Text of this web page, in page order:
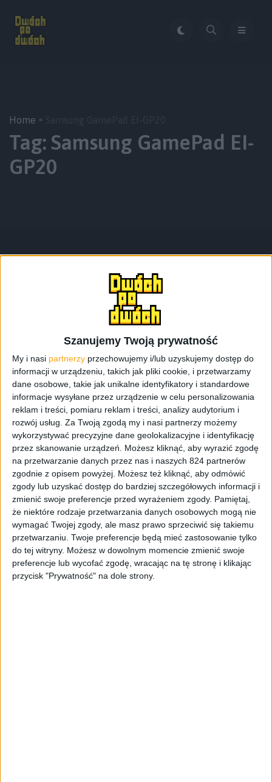
Szanujemy Twoją prywatność
My i nasi partnerzy przechowujemy i/lub uzyskujemy dostęp do
informacji w urządzeniu, takich jak pliki cookie, i przetwarzamy
dane osobowe, takie jak unikalne identyfikatory i standardowe
informacje wysyłane przez urządzenie w celu personalizowania
reklam i treści, pomiaru reklam i treści, analizy audytorium i
rozwój usług. Za Twoją zgodą my i nasi partnerzy możemy
wykorzystywać precyzyjne dane geolokalizacyjne i identyfikację
przez skanowanie urządzeń. Możesz kliknąć, aby wyrazić zgodę
na przetwarzanie danych przez nas i naszych 824 partnerów
zgodnie z opisem powyżej. Możesz też kliknąć, aby odmówić
zgody lub uzyskać dostęp do bardziej szczegółowych informacji i
zmienić swoje preferencje przed wyrażeniem zgody. Pamiętaj,
że niektóre rodzaje przetwarzania danych osobowych mogą nie
wymagać Twojej zgody, ale masz prawo sprzeciwić się takiemu
przetwarzaniu. Twoje preferencje będą mieć zastosowanie tylko
do tej witryny. Możesz w dowolnym momencie zmienić swoje
preferencje lub wycofać zgodę, wracając na tę stronę i klikając
przycisk "Prywatność" na dole strony.
Home
Tag: Samsung GamePad EI-
GP20
Akcesoria Promocje i okazje
Samsung Game Pad EI-GP20 do kupienia
w niższej cenie
Akcesoria Pierwsze wrażenia